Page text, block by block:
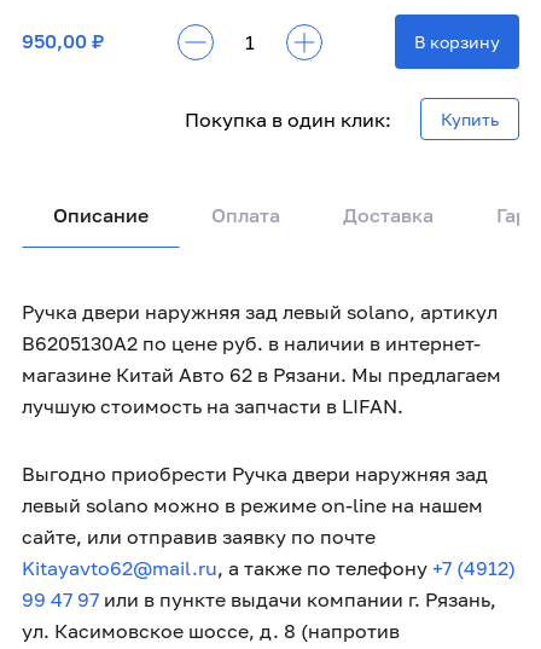
950,00 ₽ В корзину
Покупка в один клик: Купить
Описание Оплата Доставка
Ручка двери наружняя зад левый solano, артикул
B6205130A2 по цене руб. в наличии в интернет-
магазине Китай Авто 62 в Рязани. Мы предлагаем
лучшую стоимость на запчасти в LIFAN.
Выгодно приобрести Ручка двери наружняя зад
левый solano можно в режиме on-line на нашем
сайте, или отправив заявку по почте
Kitayavto62@mail.ru, а также по телефону +7 (4912)
99 47 97 или в пункте выдачи компании г. Рязань,
ул. Касимовское шоссе, д. 8 (напротив